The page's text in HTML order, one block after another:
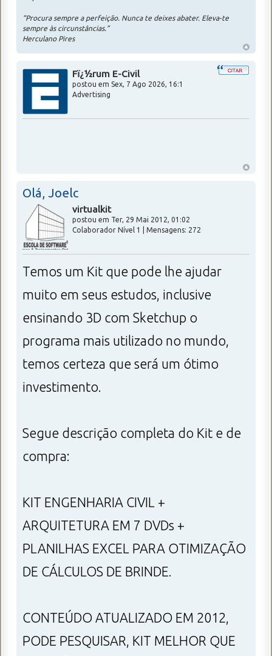
“Procura sempre a perfeição. Nunca te deixes abater. Eleva-te
sempre às circunstâncias.”
Herculano Pires
Fï¿½rum E-Civil
postou em Sex, 7 Ago 2026, 16:1
Advertising
Olá, Joelc
virtualkit
postou em Ter, 29 Mai 2012, 01:02
Colaborador Nível 1 | Mensagens: 272
Temos um Kit que pode lhe ajudar
muito em seus estudos, inclusive
ensinando 3D com Sketchup o
programa mais utilizado no mundo,
temos certeza que será um ótimo
investimento.
Segue descrição completa do Kit e de
compra:
KIT ENGENHARIA CIVIL +
ARQUITETURA EM 7 DVDs +
PLANILHAS EXCEL PARA OTIMIZAÇÃO
DE CÁLCULOS DE BRINDE.
CONTEÚDO ATUALIZADO EM 2012,
PODE PESQUISAR, KIT MELHOR QUE